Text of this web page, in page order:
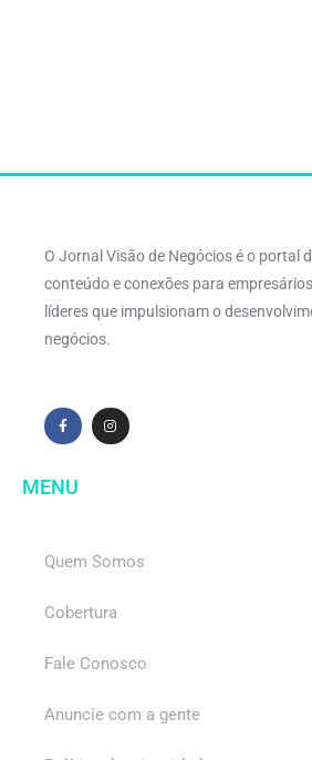
O Jornal Visão de Negócios é o portal
conteúdo e conexões para
líderes que impulsionam o
negócios.
MENU
Quem Somos
Cobertura
Fale Conosco
Anuncie com a gente